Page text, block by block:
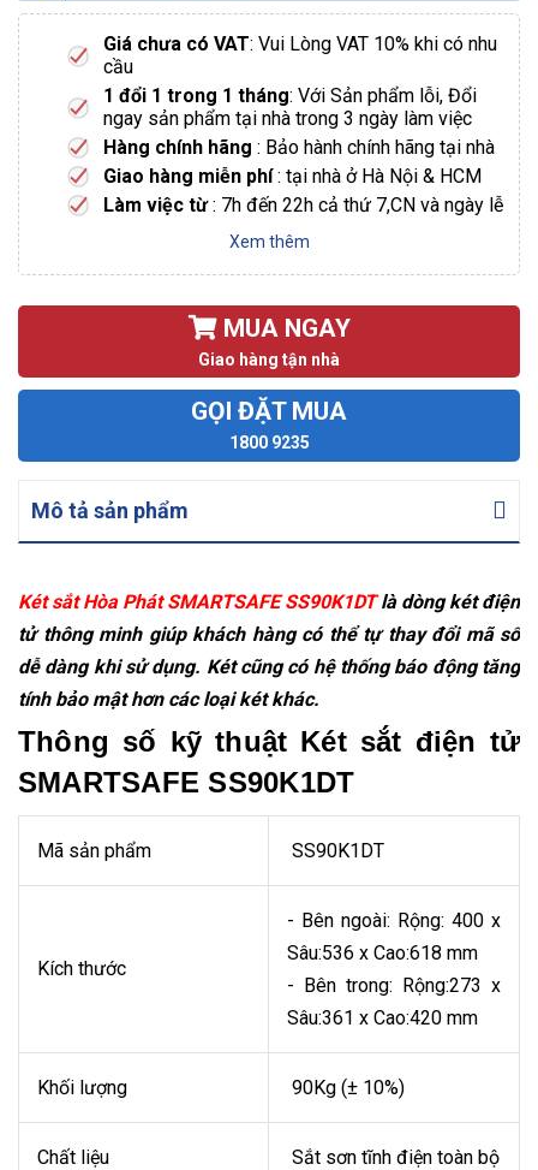
Giá chưa có VAT: Vui Lòng VAT 10% khi có nhu
cầu
1 đổi 1 trong 1 tháng: Với Sản phẩm lỗi, Đổi
ngay sản phẩm tại nhà trong 3 ngày làm việc
Hàng chính hãng : Bảo hành chính hãng tại nhà
Giao hàng miễn phí: tại nhà ở Hà Nội & HCM
Làm việc từ: 7h đến 22h cả thứ 7,CN và ngày lễ
Xem thêm
MUA NGAY
Giao hàng tận nhà
GỌI ĐẶT MUA
1800 9235
Mô tả sản phẩm
Két sắt Hòa Phát SMARTSAFE SS90K1DT là dòng két điện
tử thông minh giúp khách hàng có thể tự thay đổi mã số
dễ dàng khi sử dụng. Két cũng có hệ thống báo động tăng
tính bảo mật hơn các loại két khác.
Thông số kỹ thuật Két sắt điện tử
SMARTSAFE SS90K1DT
Mã sản phẩm SS90K1DT
Kích thước
- Bên ngoài: Rộng: 400 x
Sâu:536 x Cao:618 mm
- Bên trong: Rộng:273 x
Sâu:361 x Cao:420 mm
Khối lượng 90Kg (± 10%)
Chất liệu Sắt sơn tĩnh điện toàn bộ